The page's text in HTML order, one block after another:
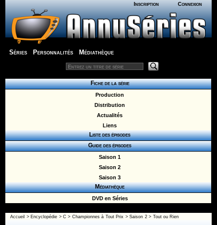
Inscription Connexion
Séries Personnalités Médiathèque
Fiche de la série
Production
Distribution
Actualités
Liens
Liste des épisodes
Guide des épisodes
Saison 1
Saison 2
Saison 3
Médiathèque
DVD en Séries
Accueil > Encyclopédie >C > Championnes à Tout Prix >Saison 2> Tout ou Rien